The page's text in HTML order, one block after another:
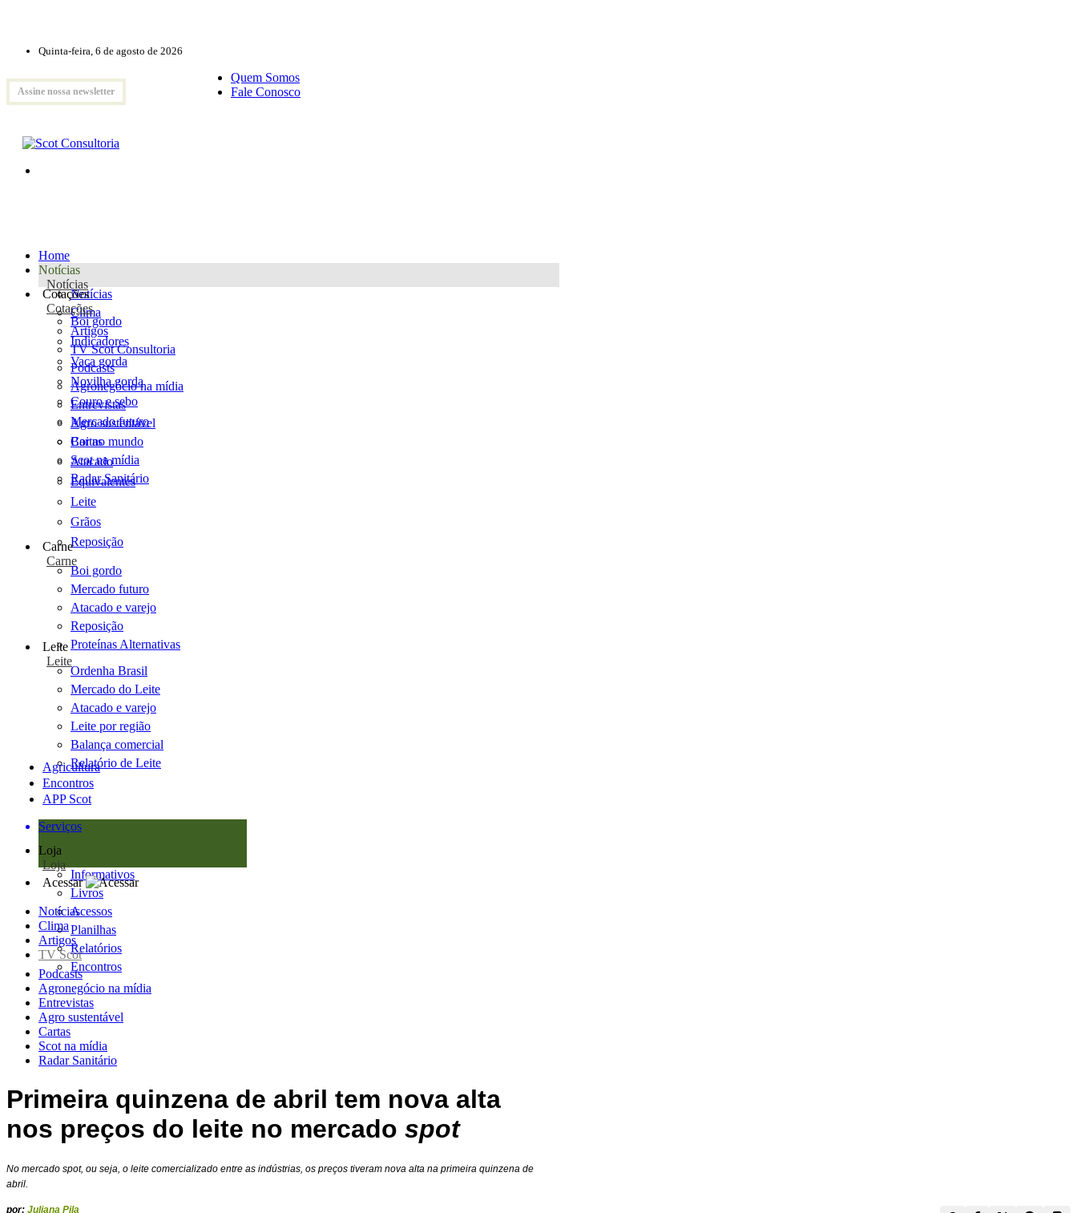
Quinta-feira, 6 de agosto de 2026
Assine nossa newsletter
Quem Somos
Fale Conosco
Home
Notícias
Notícias
Notícias
Clima
Artigos
TV Scot Consultoria
Podcasts
Agronegócio na mídia
Entrevistas
Agro sustentável
Cartas
Scot na mídia
Radar Sanitário
Cotações
Cotações
Boi gordo
Indicadores
Vaca gorda
Novilha gorda
Couro e sebo
Mercado futuro
Boi no mundo
Atacado
Equivalentes
Leite
Grãos
Reposição
Carne
Carne
Boi gordo
Mercado futuro
Atacado e varejo
Reposição
Proteínas Alternativas
Leite
Leite
Ordenha Brasil
Mercado do Leite
Atacado e varejo
Leite por região
Balança comercial
Relatório de Leite
Agricultura
Encontros
APP Scot
Serviços
Loja
Loja
Informativos
Livros
Acessos
Planilhas
Relatórios
Encontros
Acessar
Notícias
Clima
Artigos
TV Scot
Podcasts
Agronegócio na mídia
Entrevistas
Agro sustentável
Cartas
Scot na mídia
Radar Sanitário
Primeira quinzena de abril tem nova alta
nos preços do leite no mercado spot
No mercado spot, ou seja, o leite comercializado entre as indústrias, os preços tiveram nova alta na primeira quinzena de
abril.
por: Juliana Pila